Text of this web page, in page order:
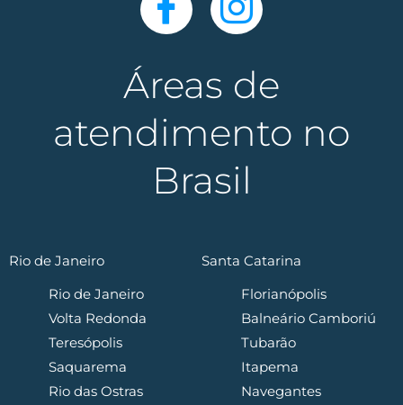
Áreas de
atendimento no
Brasil
Rio de Janeiro
Rio de Janeiro
Volta Redonda
Teresópolis
Saquarema
Rio das Ostras
Santa Catarina
Florianópolis
Balneário Camboriú
Tubarão
Itapema
Navegantes